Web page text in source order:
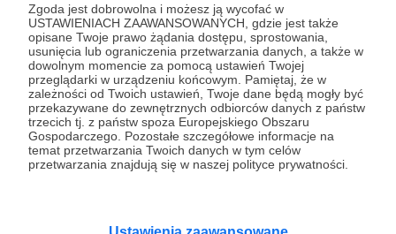
Zgoda jest dobrowolna i możesz ją wycofać w
USTAWIENIACH ZAAWANSOWANYCH, gdzie jest także
opisane Twoje prawo żądania dostępu, sprostowania,
usunięcia lub ograniczenia przetwarzania danych, a także w
dowolnym momencie za pomocą ustawień Twojej
przeglądarki w urządzeniu końcowym. Pamiętaj, że w
zależności od Twoich ustawień, Twoje dane będą mogły być
przekazywane do zewnętrznych odbiorców danych z państw
trzecich tj. z państw spoza Europejskiego Obszaru
Gospodarczego. Pozostałe szczegółowe informacje na
temat przetwarzania Twoich danych w tym celów
przetwarzania znajdują się w naszej polityce prywatności.
Horrorshow.pl
Zobacz profil autora